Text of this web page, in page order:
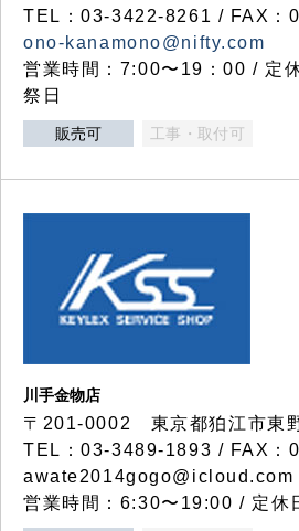
TEL：03-3422-8261 / FAX：
ono-kanamono@nifty.com
営業時間：7:00〜19：00 / 定
祭日
販売可 工事・取付可
川手金物店
〒201-0002 東京都狛江市東
TEL：03-3489-1893 / FAX：
awate2014gogo@icloud.com
営業時間：6:30〜19:00 / 定休